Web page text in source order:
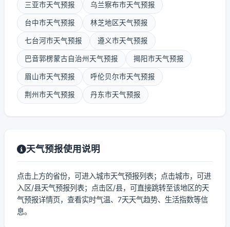
三亚市天气预报 乌兰察布市天气预报
台中市天气预报 林芝地区天气预报
七台河市天气预报 遵义市天气预报
巴音郭楞蒙古自治州天气预报 揭阳市天气预报
眉山市天气预报 呼伦贝尔市天气预报
荆州市天气预报 丹东市天气预报
天气预报使用说明
点击上方的省份，可进入城市天气预报列表；点击城市，可进
入区/县天气预报列表；点击区/县，可直接跳转至该地区的天
气预报详情页，查看实时气温、7天天气趋势、生活指数等信
息。